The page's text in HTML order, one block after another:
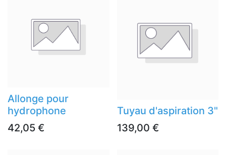
Allonge pour
hydrophone
42,05 €
Tuyau d'aspiration 3"
139,00 €